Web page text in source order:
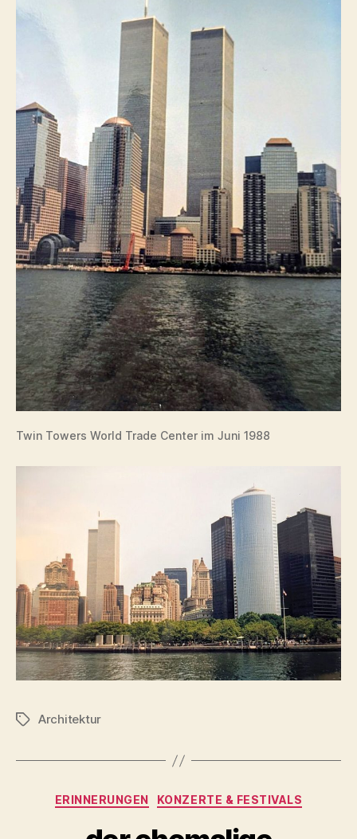
Twin Towers World Trade Center im Juni 1988
Schlagwörter
Architektur
Kategorien
ERINNERUNGEN KONZERTE & FESTIVALS